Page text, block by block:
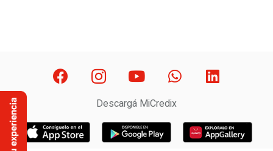
Descargá MiCredix